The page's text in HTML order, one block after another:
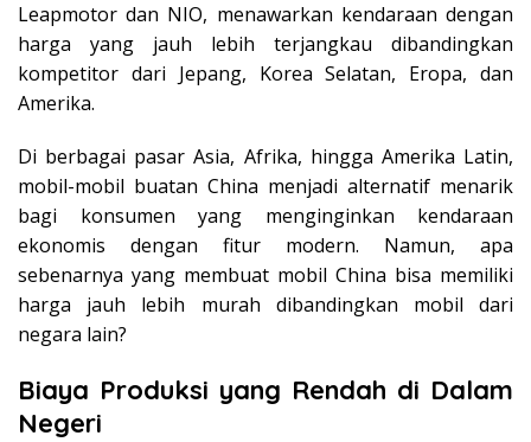
Leapmotor dan NIO, menawarkan kendaraan dengan
harga yang jauh lebih terjangkau dibandingkan
kompetitor dari Jepang, Korea Selatan, Eropa, dan
Amerika.
Di berbagai pasar Asia, Afrika, hingga Amerika Latin,
mobil-mobil buatan China menjadi alternatif menarik
bagi konsumen yang menginginkan kendaraan
ekonomis dengan fitur modern. Namun, apa
sebenarnya yang membuat mobil China bisa memiliki
harga jauh lebih murah dibandingkan mobil dari
negara lain?
Biaya Produksi yang Rendah di Dalam
Negeri